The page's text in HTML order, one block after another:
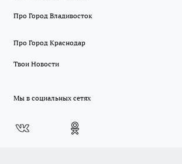
Про Город Владивосток
Про Город Краснодар
Твои Новости
Мы в социальных сетях